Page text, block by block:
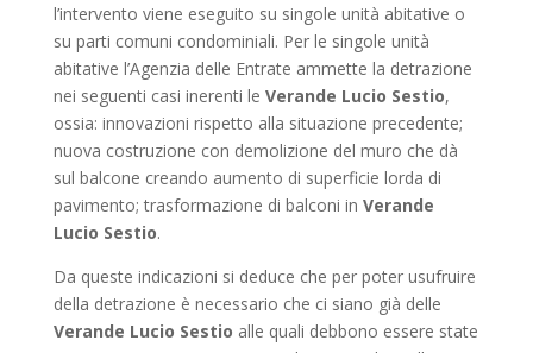
l’intervento viene eseguito su singole unità abitative o
su parti comuni condominiali. Per le singole unità
abitative l’Agenzia delle Entrate ammette la detrazione
nei seguenti casi inerenti le Verande Lucio Sestio,
ossia: innovazioni rispetto alla situazione precedente;
nuova costruzione con demolizione del muro che dà
sul balcone creando aumento di superficie lorda di
pavimento; trasformazione di balconi in Verande
Lucio Sestio.
Da queste indicazioni si deduce che per poter usufruire
della detrazione è necessario che ci siano già delle
Verande Lucio Sestio alle quali debbono essere state